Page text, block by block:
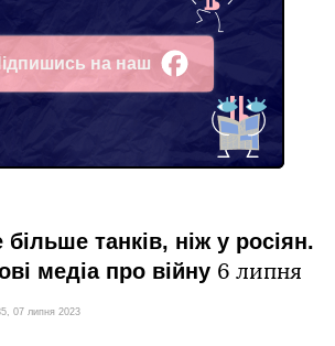
на наш
танків, ніж у росіян.
медіа про війну 6 липня
07 липня 2023